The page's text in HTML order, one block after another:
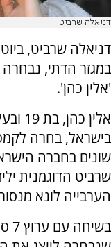
דניאלה שרביט
דניאלה שרביט,
במגזר הדתי,
'אלין כהן'.
בישראל, בחרה
שונים בחברה
שרביט הדוגמנית
הערבייה לונא